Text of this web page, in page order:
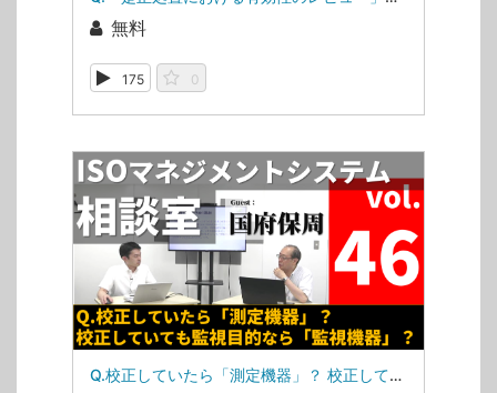
無料
175 0
Q.校正していたら「測定機器」？ 校正していても監視目的なら「監視機器」？（ISOマネジメントシステム相談室・第46回）